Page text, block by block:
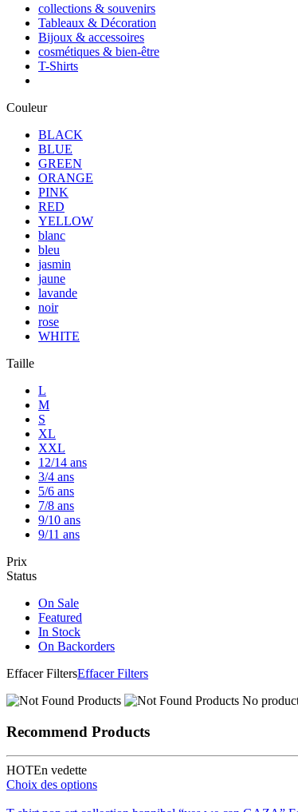
collections & souvenirs
Tableaux & Décoration
Bijoux & accessoires
cosmétiques & bien-être
T-Shirts
Couleur
BLACK
BLUE
GREEN
ORANGE
PINK
RED
YELLOW
blanc
bleu
jasmin
jaune
lavande
noir
rose
WHITE
Taille
L
M
S
XL
XXL
12/14 ans
3/4 ans
5/6 ans
7/8 ans
9/10 ans
9/11 ans
Prix
Status
On Sale
Featured
In Stock
On Backorders
Effacer FiltersEffacer Filters
No
Recommend Products
HOTEn vedette
Choix des options